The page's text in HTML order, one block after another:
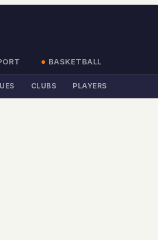
BASKETBALL
CLUBS PLAYERS